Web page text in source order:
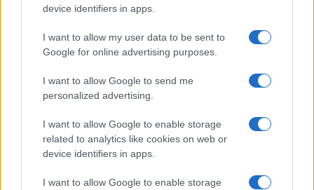
device identifiers in apps.
I want to allow my user data to be sent to
Google for online advertising purposes.
I want to allow Google to send me
personalized advertising.
I want to allow Google to enable storage
related to analytics like cookies on web or
device identifiers in apps.
I want to allow Google to enable storage